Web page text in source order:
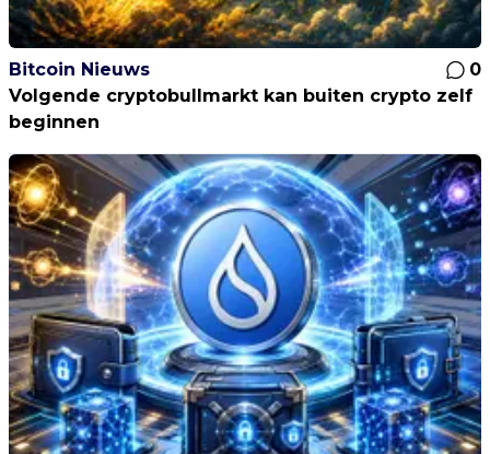
Bitcoin Nieuws
0
Volgende cryptobullmarkt kan buiten crypto zelf
beginnen